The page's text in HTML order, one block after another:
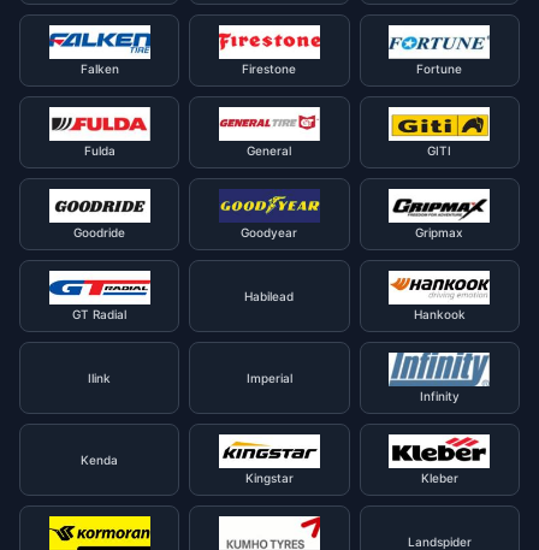
Falken Firestone Fortune
Fulda General GITI
Goodride Goodyear Gripmax
GT Radial
Habilead
Hankook
Ilink
Imperial
Infinity
Kenda
Kingstar
Kleber
Landspider